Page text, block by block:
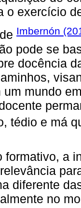
o exercício
Imbernón
pode se
docência
um mundo
tédio e má
formativo, a
diferente
no